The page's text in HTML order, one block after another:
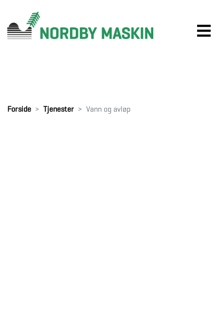
Forside Tjenester Vann og avløp